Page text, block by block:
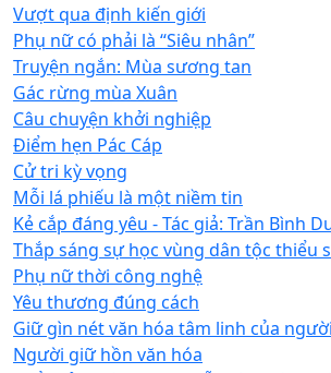
Vượt qua định kiến giới
Phụ nữ có phải là “Siêu nhân”
Truyện ngắn: Mùa sương tan
Gác rừng mùa Xuân
Câu chuyện khởi nghiệp
Điểm hẹn Pác Cáp
Cử tri kỳ vọng
Mỗi lá phiếu là một niềm tin
Kẻ cắp đáng yêu - Tác giả: Trần Bình
Thắp sáng sự học vùng dân tộc thiểu
Phụ nữ thời công nghệ
Yêu thương đúng cách
Giữ gìn nét văn hóa tâm linh của
Người giữ hồn văn hóa